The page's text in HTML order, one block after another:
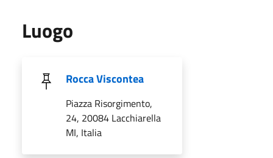
Luogo
Rocca Viscontea
Piazza Risorgimento,
24, 20084 Lacchiarella
MI, Italia